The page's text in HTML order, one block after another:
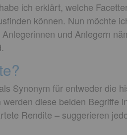
habe ich erklärt, welche
können. Nun möchte
und Anlegern
Synonym für entweder die
diese beiden Begriffe
Rendite – suggerieren